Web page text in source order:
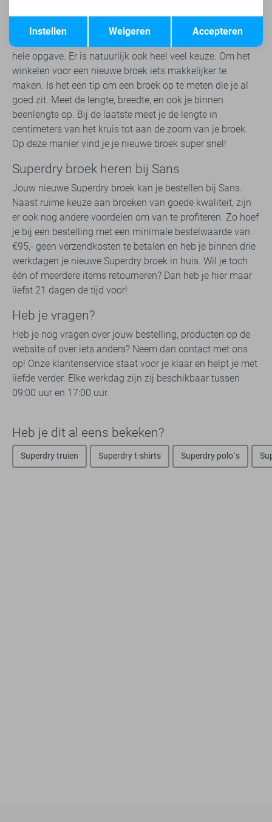
hele opgave. Er is natuurlijk ook heel veel keuze. Om het
winkelen voor een nieuwe broek iets makkelijker te
maken. Is het een tip om een broek op te meten die je al
goed zit. Meet de lengte, breedte, en ook je binnen
beenlengte op. Bij de laatste meet je de lengte in
centimeters van het kruis tot aan de zoom van je broek.
Op deze manier vind je je nieuwe broek super snel!
Superdry broek heren bij Sans
Jouw nieuwe Superdry broek kan je bestellen bij Sans.
Naast ruime keuze aan broeken van goede kwaliteit, zijn
er ook nog andere voordelen om van te profiteren. Zo hoef
je bij een bestelling met een minimale bestelwaarde van
€95,- geen verzendkosten te betalen en heb je binnen drie
werkdagen je nieuwe Superdry broek in huis. Wil je toch
één of meerdere items retourneren? Dan heb je hier maar
liefst 21 dagen de tijd voor!
Heb je vragen?
Heb je nog vragen over jouw bestelling, producten op de
website of over iets anders? Neem dan contact met ons
op! Onze klantenservice staat voor je klaar en helpt je met
liefde verder. Elke werkdag zijn zij beschikbaar tussen
09:00 uur en 17:00 uur.
Heb je dit al eens bekeken?
Superdry truien Superdry t-shirts Superdry polo`s
Terug
Opslaan
Accepteren
Weigeren
Instellen